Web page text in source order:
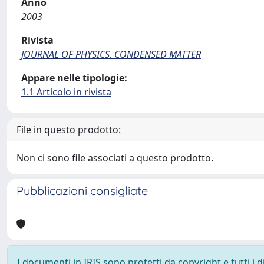
2003
Rivista
JOURNAL OF PHYSICS. CONDENSED MATTER
Appare nelle tipologie:
1.1 Articolo in rivista
File in questo prodotto:
Non ci sono file associati a questo prodotto.
Pubblicazioni consigliate